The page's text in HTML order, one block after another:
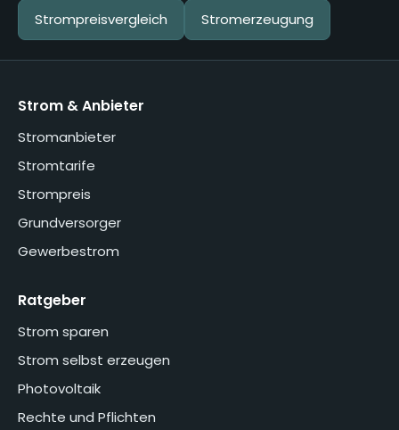
Strompreisvergleich Stromerzeugung
Strom & Anbieter
Stromanbieter
Stromtarife
Strompreis
Grundversorger
Gewerbestrom
Ratgeber
Strom sparen
Strom selbst erzeugen
Photovoltaik
Rechte und Pflichten